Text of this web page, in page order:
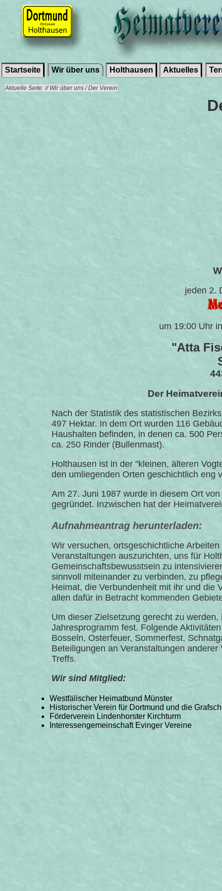
Startseite Wir über uns Holthausen Aktuelles
Aktuelle Seite: // Wir über uns / Der Verein
jeden 2.
um 19:00 Uhr
"Atta
Der
Nach der Statistik des statistischen
497 Hektar. In dem Ort wurden 116
Haushalten befinden, in denen ca. 500
ca. 250 Rinder (Bullenmast).
Holthausen ist in der "kleinen, älteren
den umliegenden Orten geschichtlich eng
Am 27. Juni 1987 wurde in diesem Ort
gegründet. Inzwischen hat der
Aufnahmeantrag herunterladen:
Wir versuchen, ortsgeschichtliche
Veranstaltungen auszurichten, uns für
Gemeinschaftsbewusstsein zu
sinnvoll miteinander zu verbinden, zu
Heimat, die Verbundenheit mit ihr und die
allen dafür in Betracht kommenden
Um dieser Zielsetzung gerecht zu
Jahresprogramm fest. Folgende
Bosseln, Osterfeuer, Sommerfest,
Beteiligungen an Veranstaltungen
Treffs.
Wir sind Mitglied:
Westfälischer Heimatbund Münster
Historischer Verein für Dortmund und die
Förderverein Lindenhorster Kirchturm
Interessengemeinschaft Evinger Vereine